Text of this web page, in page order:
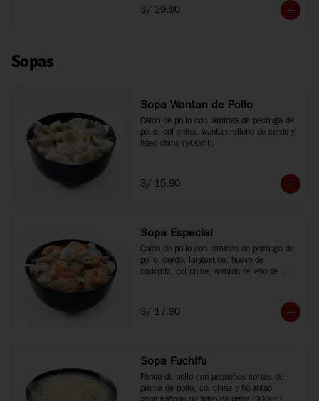
S/ 29.90
Sopas
Sopa Wantan de Pollo
Caldo de pollo con laminas de pechuga de
pollo, col china, wantan relleno de cerdo y
fideo chino (900ml).
S/ 15.90
Sopa Especial
Caldo de pollo con laminas de pechuga de
pollo, cerdo, langostino, huevo de
codorniz, col china, wantán relleno de
S/ 17.90
Sopa Fuchifu
Fondo de pollo con pequeños cortes de
pierna de pollo, col china y holantao